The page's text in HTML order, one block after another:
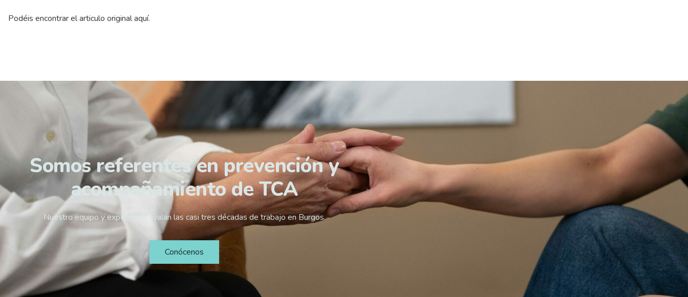
Podéis encontrar el articulo originalaquí.
Somos referentes en prevención y
acompañamiento de TCA
Nuestro equipo y experiencia avalan las casi tres décadas de trabajo en Burgos.
Conócenos